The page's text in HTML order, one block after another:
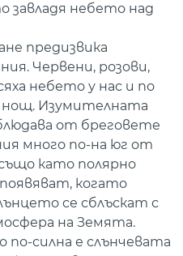
завладя небето над
предизвика
Червени, розови,
небето у нас и по
нощ. Изумителната
от бреговете
много по-на юг от
като полярно
когато
се сблъскат с
на Земята.
по-силна е слънчевата